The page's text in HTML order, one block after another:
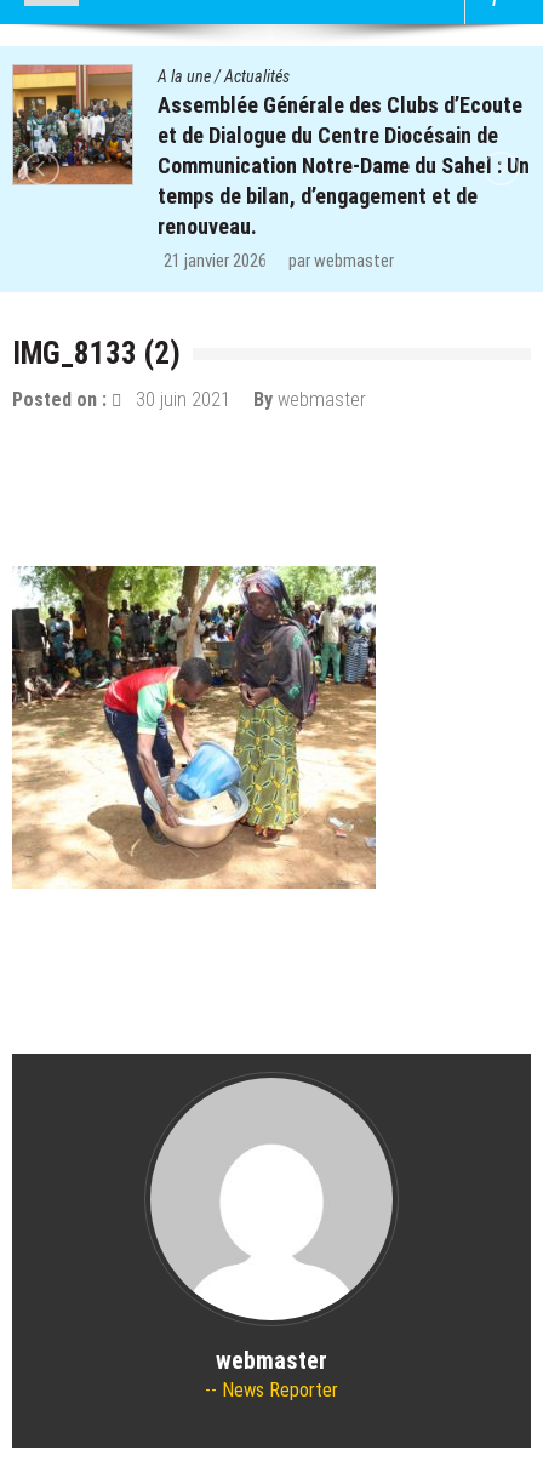
d’Ecoute
de
Sahel : Un
A la une
Quatre cent soixante-deux
des clubs d’écoute du projet
retrouvent le chemin de
régions de Koulsé et de
IMG_8133 (2)
Posted on : 30 juin 2021 By webmaster
webmaster
News Reporter